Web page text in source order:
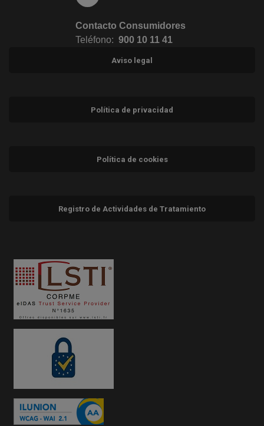
Contacto Consumidores
Teléfono: 900 10 11 41
Aviso legal
Política de privacidad
Política de cookies
Registro de Actividades de Tratamiento